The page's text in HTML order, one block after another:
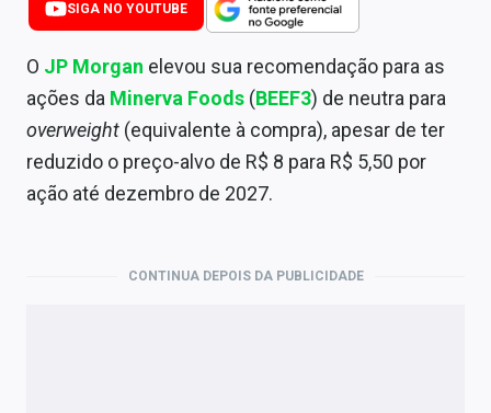
Renda Fixa
Finanças Pessoais
Mercados
Economia
SIGA NO YOUTUBE
O JP Morgan elevou sua recomendação para as
ações da Minerva Foods (BEEF3) de neutra para
overweight (equivalente à compra), apesar de ter
reduzido o preço-alvo de R$ 8 para R$ 5,50 por
ação até dezembro de 2027.
CONTINUA DEPOIS DA PUBLICIDADE